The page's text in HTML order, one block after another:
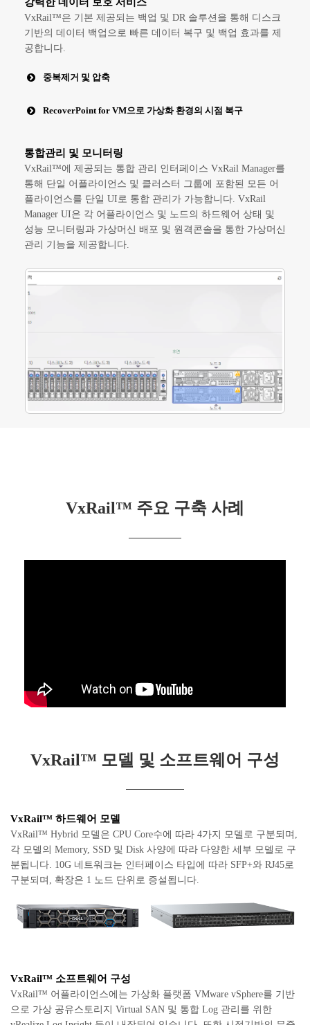
VxRail™은 기본 제공되는 백업 및 DR 솔루션을 통해 디스크
기반의 데이터 백업으로 빠른 데이터 복구 및 백업 효과를 제
공합니다.
중복제거 및 압축
RecoverPoint for VM으로 가상화 환경의 시점 복구
통합관리 및 모니터링
VxRail™에 제공되는 통합 관리 인터페이스 VxRail Manager를
통해 단일 어플라이언스 및 클러스터 그룹에 포함된 모든 어
플라이언스를 단일 UI로 통합 관리가 가능합니다. VxRail
Manager UI은 각 어플라이언스 및 노드의 하드웨어 상태 및
성능 모니터링과 가상머신 배포 및 원격콘솔을 통한 가상머신
관리 기능을 제공합니다.
VxRail™ 주요 구축 사례
VxRail™ 모델 및 소프트웨어 구성
VxRail™ 하드웨어 모델
VxRail™ Hybrid 모델은 CPU Core수에 따라 4가지 모델로 구분되며,
각 모델의 Memory, SSD 및 Disk 사양에 따라 다양한 세부 모델로 구
분됩니다. 10G 네트워크는 인터페이스 타입에 따라 SFP+와 RJ45로
구분되며, 확장은 1 노드 단위로 증설됩니다.
VxRail™ 소프트웨어 구성
VxRail™ 어플라이언스에는 가상화 플랫폼 VMware vSphere를 기반
으로 가상 공유스토리지 Virtual SAN 및 통합 Log 관리를 위한